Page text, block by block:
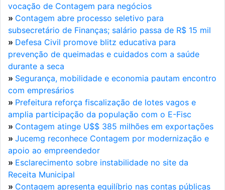
vocação de Contagem para negócios
» Contagem abre processo seletivo para
subsecretário de Finanças; salário passa de R$ 15 mil
» Defesa Civil promove blitz educativa para
prevenção de queimadas e cuidados com a saúde
durante a seca
» Segurança, mobilidade e economia pautam encontro
com empresários
» Prefeitura reforça fiscalização de lotes vagos e
amplia participação da população com o E-Fisc
» Contagem atinge U$$ 385 milhões em exportações
» Jucemg reconhece Contagem por modernização e
apoio ao empreendedor
» Esclarecimento sobre instabilidade no site da
Receita Municipal
» Contagem apresenta equilíbrio nas contas públicas